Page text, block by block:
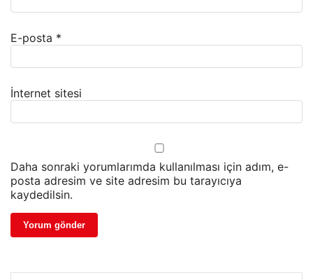
E-posta *
İnternet sitesi
Daha sonraki yorumlarımda kullanılması için adım, e-
posta adresim ve site adresim bu tarayıcıya
kaydedilsin.